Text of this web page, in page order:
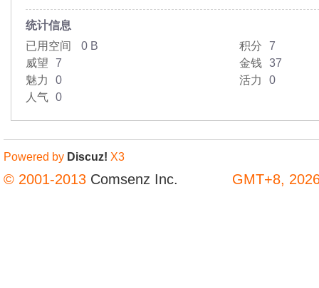
统计信息
已用空间
0 B 积分
7
威望
7 金钱
37
魅力
0 活力
0
人气 0
GMT+8,
Powered by Discuz! X3
© 2001-2013 Comsenz Inc.